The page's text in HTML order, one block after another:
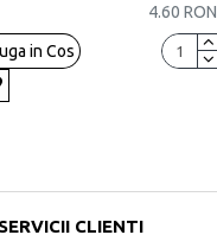
in Cos
4.60 RON
SERVICII CLIENTI